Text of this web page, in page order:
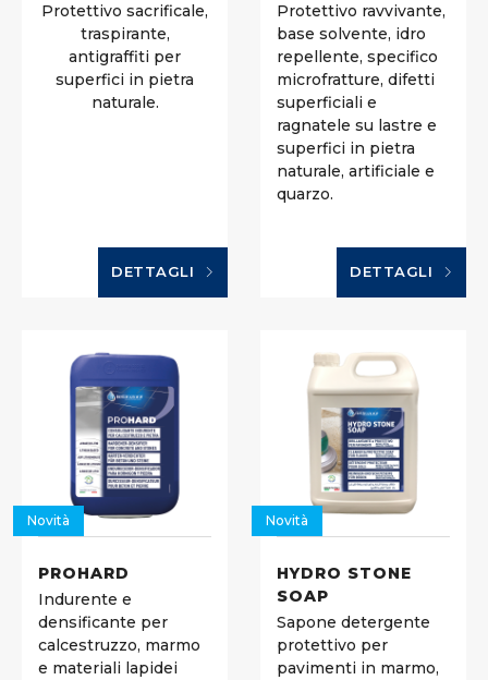
Protettivo sacrificale,
traspirante,
antigraffiti per
superfici in pietra
naturale.
DETTAGLI
Protettivo ravvivante,
base solvente, idro
repellente, specifico
microfratture, difetti
superficiali e
ragnatele su lastre e
superfici in pietra
naturale, artificiale e
quarzo.
DETTAGLI
Novità
PROHARD
Indurente e
densificante per
calcestruzzo, marmo
e materiali lapidei
Novità
HYDRO STONE
SOAP
Sapone detergente
protettivo per
pavimenti in marmo,